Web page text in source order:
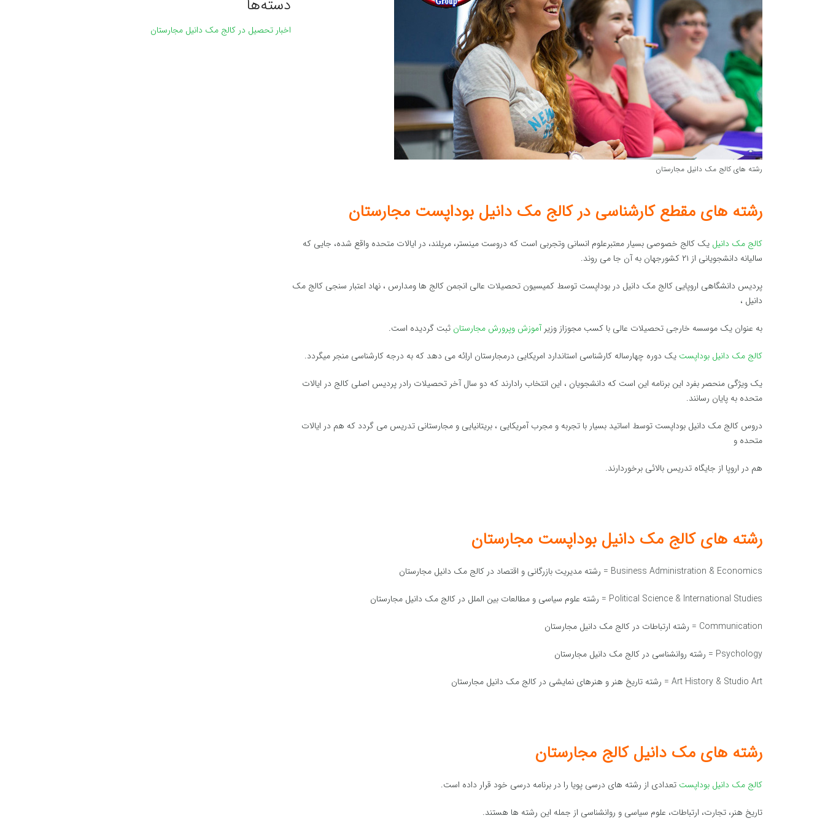
رشته های کالج مک دانیل مجارستان
رشته های مقطع کارشناسی در کالج مک دانیل بوداپست مجارستان
کالج مک دانیل یک کالج خصوصی بسیار معتبرعلوم انسانی وتجربی است که دروست مینستر، مریلند، در ایالات متحده واقع شده، جایی که
سالیانه دانشجویانی از ۲۱ کشورجهان به آن جا می روند.
پردیس دانشگاهی اروپایی کالج مک دانیل در بوداپست توسط کمیسیون تحصیلات عالی انجمن کالج ها ومدارس ، نهاد اعتبار سنجی کالج مک
دانیل ،
به عنوان یک موسسه خارجی تحصیلات عالی با کسب مجوزاز وزیرآموزش وپرورش مجارستان ثبت گردیده است.
کالج مک دانیل بوداپست یک دوره چهارساله کارشناسی استاندارد امریکایی درمجارستان اراِئه می دهد که به درجه کارشناسی منجر میگردد.
یک ویژگی منحصر بفرد این برنامه این است که دانشجویان ، این انتخاب رادارند که دو سال آخر تحصیلات رادر پردیس اصلی کالج در ایالات
متحده به پایان رسانند.
دروس کالج مک دانیل بوداپست توسط اساتید بسیار با تجربه و مجرب آمریکایی ، بریتانیایی و مجارستانی تدریس می گردد که هم در ایالات
متحده و
هم در اروپا از جایگاه تدریس بالائی برخوردارند.
رشته های کالج مک دانیل بوداپست مجارستان
Business Administration & Economics = رشته مدیریت بازرگانی و اقتصاد در کالج مک دانیل مجارستان
Political Science & International Studies = رشته علوم سیاسی و مطالعات بین الملل در کالج مک دانیل مجارستان
Communication = رشته ارتباطات در کالج مک دانیل مجارستان
Psychology = رشته روانشناسی در کالج مک دانیل مجارستان
Art History & Studio Art = رشته تاریخ هنر و هنرهای نمایشی در کالج مک دانیل مجارستان
رشته های مک دانیل کالج مجارستان
کالج مک دانیل بوداپست تعدادی از رشته های درسی پویا را در برنامه درسی خود قرار داده است.
تاریخ هنر، تجارت، ارتباطات، علوم سیاسی و روانشناسی از جمله این رشته ها هستند.
دسته‌ها
اخبار تحصیل در کالج مک دانیل مجارستان